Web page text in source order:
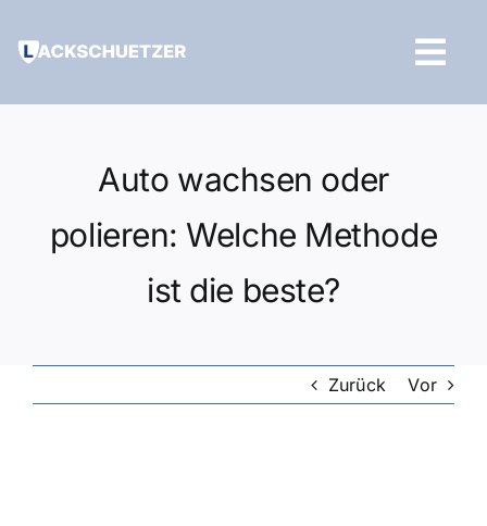
Inhalt
Auto wachsen oder
polieren: Welche Methode
ist die beste?
Zurück Vor